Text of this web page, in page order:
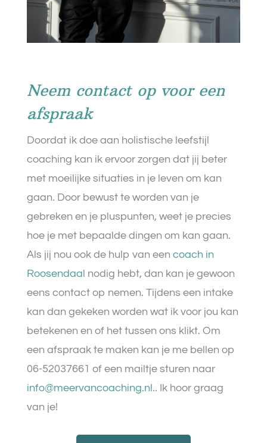
Neem contact op voor een
afspraak
Doordat ik doe aan holistische leefstijl
coaching kan ik ervoor zorgen dat jij beter
met moeilijke situaties in je leven om kan
gaan. Door bewust te worden van je
gebreken en je pluspunten, weet je precies
hoe je met bepaalde dingen om kan gaan.
Als jij nou ook de hulp van een coach in
Roosendaa l nodig hebt, dan kan je gewoon
eens contact op nemen. Tijdens een intake
kan dan gekeken worden wat ik voor jou kan
betekenen en of het tussen ons klikt. Om
een afspraak te maken kan je me bellen op
06-52037661 of een mailtje sturen naar
info@meervancoaching.nl .. Ik hoor graag
van je!